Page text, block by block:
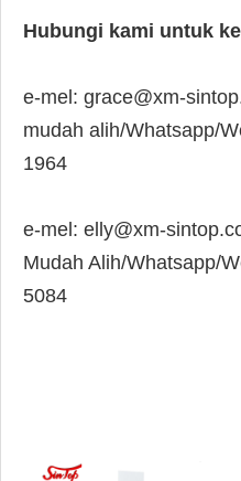
Hubungi kami untuk
e-mel: grace@xm-
mudah alih/Whatsapp/
1964
e-mel: elly@xm-
Mudah Alih/Whatsapp/
5084